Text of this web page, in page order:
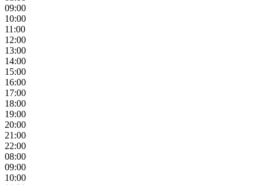
09:00
10:00
11:00
12:00
13:00
14:00
15:00
16:00
17:00
18:00
19:00
20:00
21:00
22:00
08:00
09:00
10:00